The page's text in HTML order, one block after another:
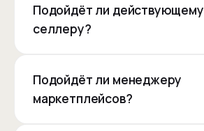
Подойдёт ли действующему
селлеру?
Подойдёт ли менеджеру
маркетплейсов?